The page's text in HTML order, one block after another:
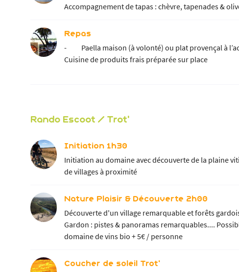
Accompagnement de tapas : chèvre, tapenades &
Repas
- Paella maison (à volonté) ou plat provençal à
Cuisine de produits frais préparée sur place
Rando Escoot / Trot'
Initiation 1h30
Initiation au domaine avec découverte de la plaine
de villages à proximité
Nature Plaisir & Découverte 2h00
Découverte d'un village remarquable et forêts
Gardon : pistes & panoramas remarquables....
domaine de vins bio + 5€ / personne
Coucher de soleil Trot'